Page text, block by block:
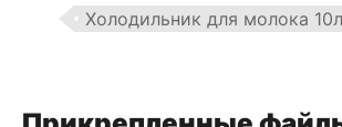
Холодильник для молока 10л